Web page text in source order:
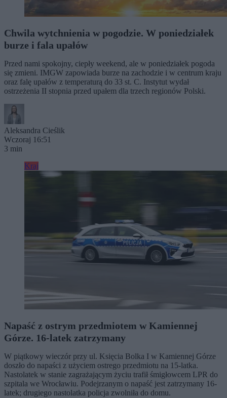
Chwila wytchnienia w pogodzie. W poniedziałek
burze i fala upałów
Przed nami spokojny, ciepły weekend, ale w poniedziałek pogoda
się zmieni. IMGW zapowiada burze na zachodzie i w centrum kraju
oraz falę upałów z temperaturą do 33 st. C. Instytut wydał
ostrzeżenia II stopnia przed upałem dla trzech regionów Polski.
Aleksandra Cieślik
Wczoraj 16:51
3 min
Kraj
Napaść z ostrym przedmiotem w Kamiennej
Górze. 16-latek zatrzymany
W piątkowy wieczór przy ul. Księcia Bolka I w Kamiennej Górze
doszło do napaści z użyciem ostrego przedmiotu na 15-latka.
Nastolatek w stanie zagrażającym życiu trafił śmigłowcem LPR do
szpitala we Wrocławiu. Podejrzanym o napaść jest zatrzymany 16-
latek; drugiego nastolatka policja zwolniła do domu.